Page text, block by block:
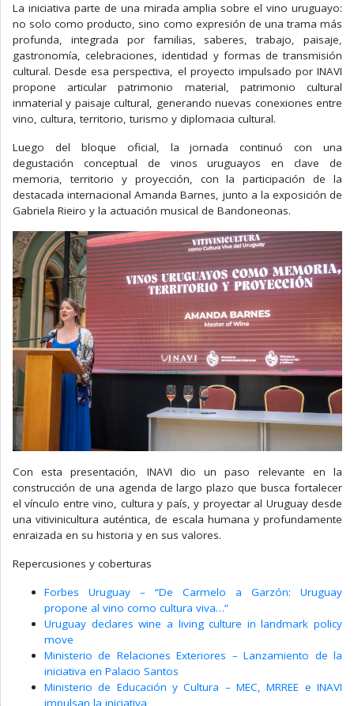
La iniciativa parte de una mirada amplia sobre el vino uruguayo:
no solo como producto, sino como expresión de una trama más
profunda, integrada por familias, saberes, trabajo, paisaje,
gastronomía, celebraciones, identidad y formas de transmisión
cultural. Desde esa perspectiva, el proyecto impulsado por INAVI
propone articular patrimonio material, patrimonio cultural
inmaterial y paisaje cultural, generando nuevas conexiones entre
vino, cultura, territorio, turismo y diplomacia cultural.
Luego del bloque oficial, la jornada continuó con una
degustación conceptual de vinos uruguayos en clave de
memoria, territorio y proyección, con la participación de la
destacada internacional Amanda Barnes, junto a la exposición de
Gabriela Rieiro y la actuación musical de Bandoneonas.
Con esta presentación, INAVI dio un paso relevante en la
construcción de una agenda de largo plazo que busca fortalecer
el vínculo entre vino, cultura y país, y proyectar al Uruguay desde
una vitivinicultura auténtica, de escala humana y profundamente
enraizada en su historia y en sus valores.
Repercusiones y coberturas
Forbes Uruguay – “De Carmelo a Garzón: Uruguay
propone al vino como cultura viva…”
Uruguay declares wine a living culture in landmark policy
move
Ministerio de Relaciones Exteriores – Lanzamiento de la
iniciativa en Palacio Santos
Ministerio de Educación y Cultura – MEC, MRREE e INAVI
impulsan la iniciativa